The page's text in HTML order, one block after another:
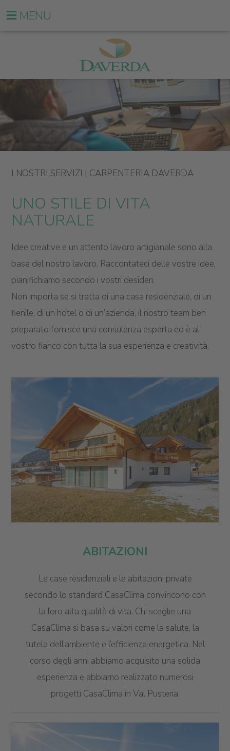
MENU
I NOSTRI SERVIZI | CARPENTERIA DAVERDA
UNO STILE DI VITA
NATURALE
Idee creative e un attento lavoro artigianale sono alla
base del nostro lavoro. Raccontateci delle vostre idee,
pianifichiamo secondo i vostri desideri.
Non importa se si tratta di una casa residenziale, di un
fienile, di un hotel o di un’azienda, il nostro team ben
preparato fornisce una consulenza esperta ed è al
vostro fianco con tutta la sua esperienza e creatività.
ABITAZIONI
Le case residenziali e le abitazioni private
secondo lo standard CasaClima convincono con
la loro alta qualità di vita. Chi sceglie una
CasaClima si basa su valori come la salute, la
tutela dell’ambiente e l’efficienza energetica. Nel
corso degli anni abbiamo acquisito una solida
esperienza e abbiamo realizzato numerosi
progetti CasaClima in Val Pusteria.